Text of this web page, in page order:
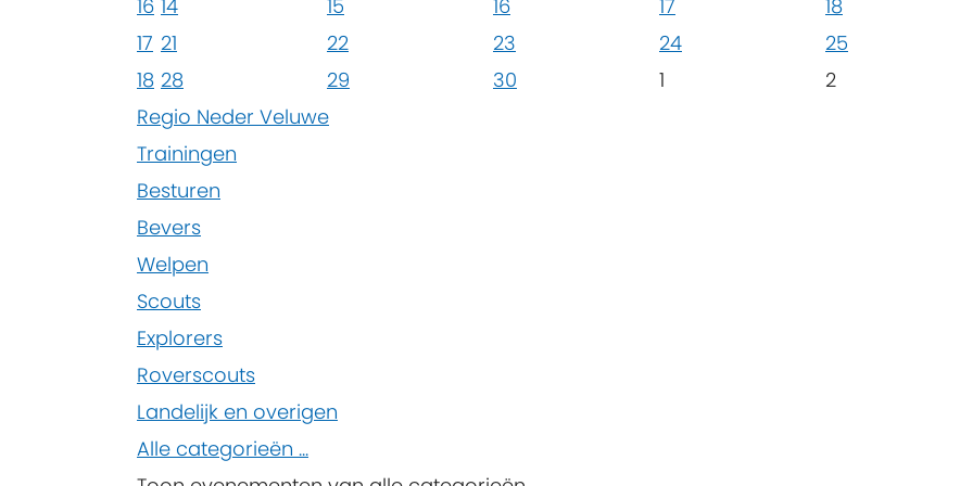
16 14 15 16 17 18
17 21 22 23 24 25
18 28 29 30 1 2
Regio Neder Veluwe
Trainingen
Besturen
Bevers
Welpen
Scouts
Explorers
Roverscouts
Landelijk en overigen
Alle categorieën ...